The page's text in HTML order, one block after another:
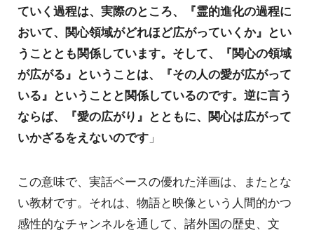
ていく過程は、実際のところ、『霊的進化の過程に
おいて、関心領域がどれほど広がっていくか』とい
うこととも関係しています。そして、『関心の領域
が広がる』ということは、『その人の愛が広がって
いる』ということと関係しているのです。逆に言う
ならば、『愛の広がり』とともに、関心は広がって
いかざるをえないのです 」
この意味で、実話ベースの優れた洋画は、またとな
い教材です。それは、物語と映像という人間的かつ
感性的なチャンネルを通して、諸外国の歴史、文